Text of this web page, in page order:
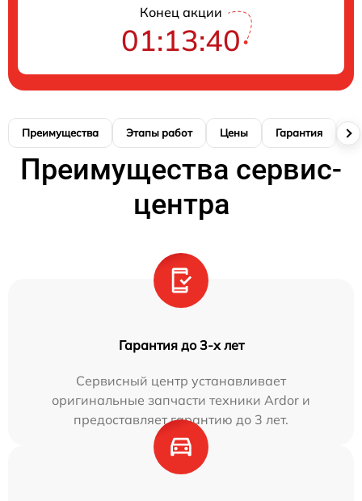
Конец акции
01:13:39
Преимущества Этапы работ Цены Гарантия
Преимущества сервис-
центра
Гарантия до 3-х лет
Сервисный центр устанавливает
оригинальные запчасти техники Ardor и
предоставляет гарантию до 3 лет.